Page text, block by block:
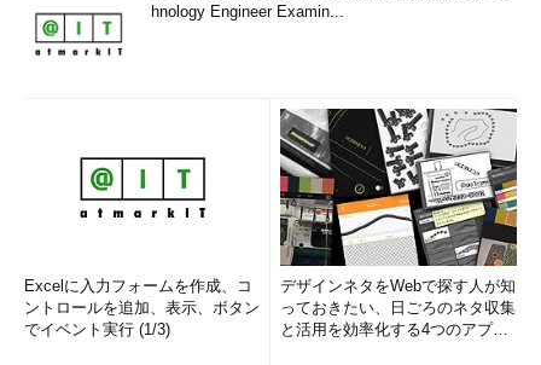
hnology Engineer Examin...
Excelに入力フォームを作成、コ
ントロールを追加、表示、ボタン
でイベント実行 (1/3)
デザインネタをWebで探す人が知
っておきたい、日ごろのネタ収集
と活用を効率化する4つのアプリ